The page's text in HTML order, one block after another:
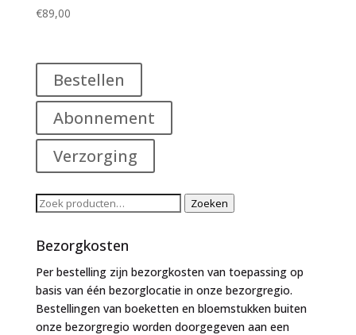
€89,00
Bestellen
Abonnement
Verzorging
Zoeken
Zoeken
Bezorgkosten
Per bestelling zijn bezorgkosten van toepassing op
basis van één bezorglocatie in onze bezorgregio.
Bestellingen van boeketten en bloemstukken buiten
onze bezorgregio worden doorgegeven aan een